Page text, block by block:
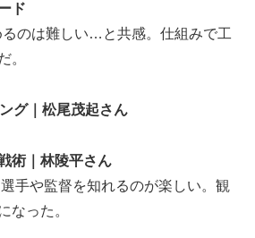
ド
のは難しい…と共感。仕組みで工
。
グ｜松尾茂起さん
術｜林陵平さん
手や監督を知れるのが楽しい。観
なった。